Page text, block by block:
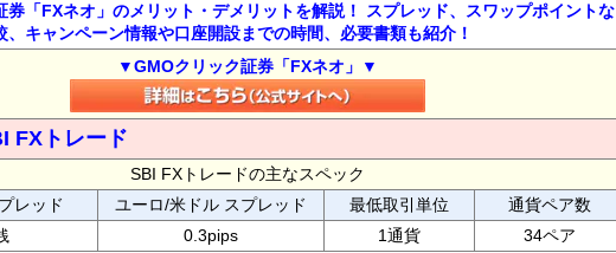
券「FXネオ」のメリット・デメリットを解説！ スプレッド、スワップポイントな
、キャンペーン情報や口座開設までの時間、必要書類も紹介！
▼GMOクリック証券「FXネオ」▼
FXトレード
SBI FXトレードの主なスペック
レッド
ユーロ/米ドル スプレッド 最低取引単位
通貨ペア数
0.3pips 1通貨
34ペア